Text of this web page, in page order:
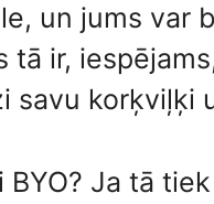
un jums var
ir,
savu korķviļķi
Ja tā